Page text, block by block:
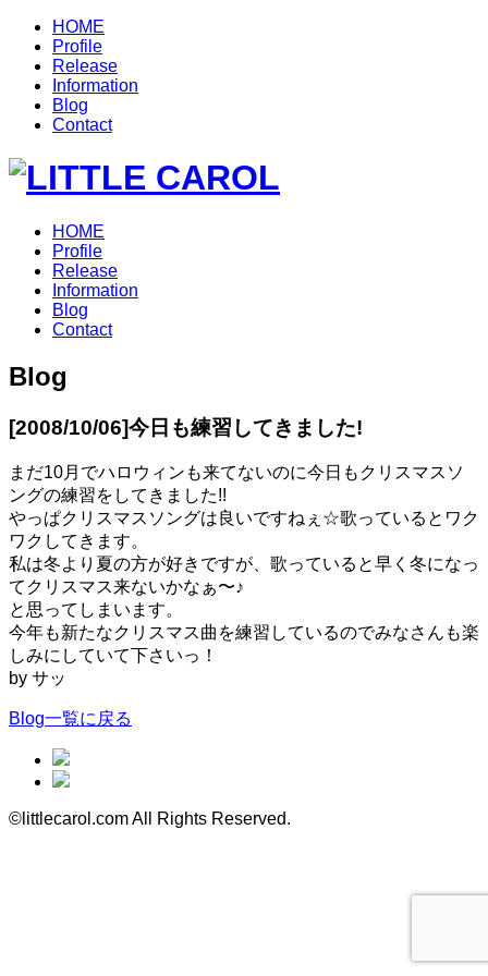
HOME
Profile
Release
Information
Blog
Contact
HOME
Profile
Release
Information
Blog
Contact
Blog
[2008/10/06]今日も練習してきました!
まだ10月でハロウィンも来てないのに今日もクリスマスソ
ングの練習をしてきました!!
やっぱクリスマスソングは良いですねぇ☆歌っているとワク
ワクしてきます。
私は冬より夏の方が好きですが、歌っていると早く冬になっ
てクリスマス来ないかなぁ〜♪
と思ってしまいます。
今年も新たなクリスマス曲を練習しているのでみなさんも楽
しみにしていて下さいっ！
by サッ
Blog一覧に戻る
©littlecarol.com All Rights Reserved.